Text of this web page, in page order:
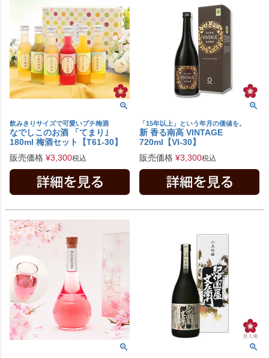
飲みきりサイズで可愛いプチ梅酒
なでしこのお酒 「てまり｣
180ml 梅酒セット【T61-30】
販売価格 ¥3,300税込
「15年以上」という年月の価値を。
新 香る南高 VINTAGE
720ml【VI-30】
販売価格 ¥3,300税込